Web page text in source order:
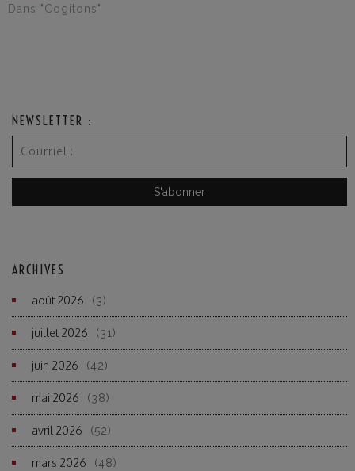
Dans "Cogitons"
NEWSLETTER :
ARCHIVES
août 2026 (3)
juillet 2026 (31)
juin 2026 (42)
mai 2026 (38)
avril 2026 (52)
mars 2026 (48)